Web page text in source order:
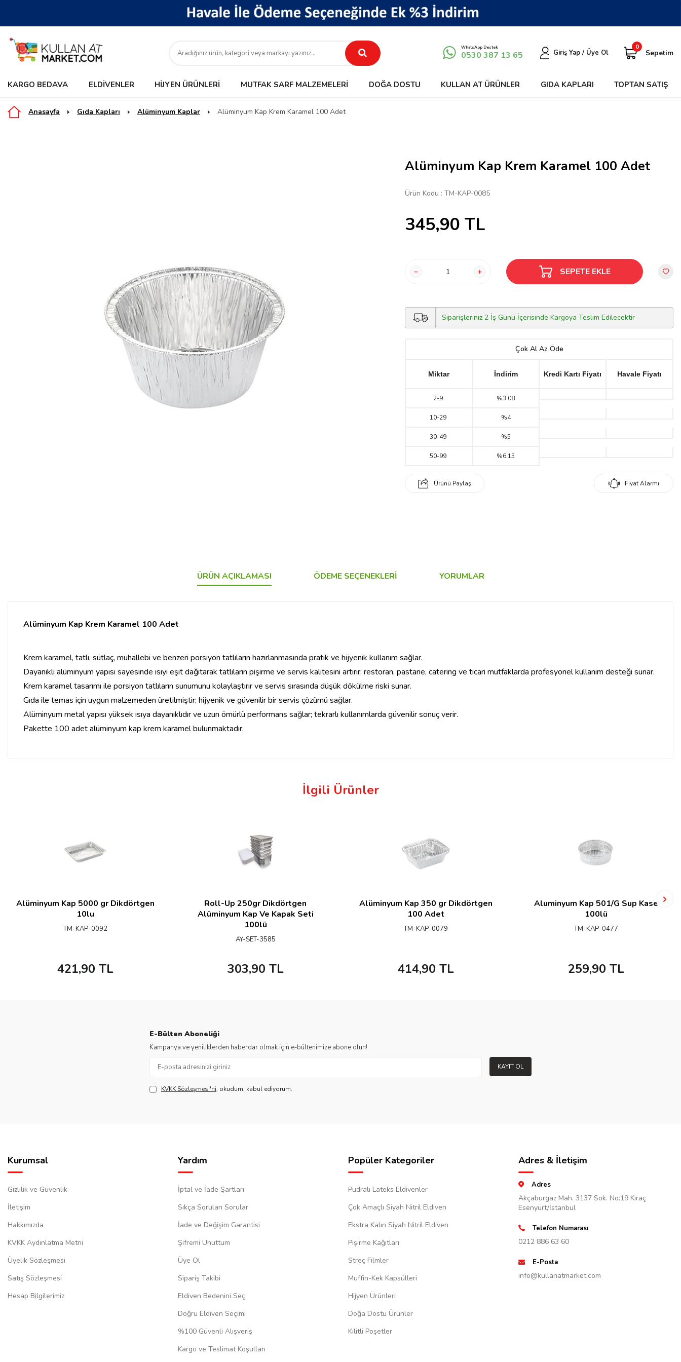
WhatsApp Destek
0530 387 13 65 Giriş Yap / Üye Ol
0
Sepetim
KARGO BEDAVA ELDIVENLER HIJYEN ÜRÜNLERI MUTFAK SARF MALZEMELERI DOĞA DOSTU KULLAN AT ÜRÜNLER GIDA KAPLARI TOPTAN SATIŞ
Anasayfa Gıda Kapları Alüminyum Kaplar Alüminyum Kap Krem Karamel 100 Adet
Alüminyum Kap Krem Karamel 100 Adet
Ürün Kodu : TM-KAP-0085
345,90 TL
SEPETE EKLE
Siparişleriniz 2 İş Günü İçerisinde Kargoya Teslim Edilecektir
Çok Al Az Öde
Miktar İndirim Kredi Kartı Fiyatı Havale Fiyatı
2-9 %3.08
10-29 %4
30-49 %5
50-99 %6.15
Ürünü Paylaş Fiyat Alarmı
ÜRÜN AÇIKLAMASI ÖDEME SEÇENEKLERI YORUMLAR
Alüminyum Kap Krem Karamel 100 Adet
Krem karamel, tatlı, sütlaç, muhallebi ve benzeri porsiyon tatlıların hazırlanmasında pratik ve hijyenik kullanım sağlar.
Dayanıklı alüminyum yapısı sayesinde ısıyı eşit dağıtarak tatlıların pişirme ve servis kalitesini artırır; restoran, pastane, catering ve ticari mutfaklarda profesyonel kullanım desteği sunar.
Krem karamel tasarımı ile porsiyon tatlıların sunumunu kolaylaştırır ve servis sırasında düşük dökülme riski sunar.
Gıda ile temas için uygun malzemeden üretilmiştir; hijyenik ve güvenilir bir servis çözümü sağlar.
Alüminyum metal yapısı yüksek ısıya dayanıklıdır ve uzun ömürlü performans sağlar; tekrarlı kullanımlarda güvenilir sonuç verir.
Pakette 100 adet alüminyum kap krem karamel bulunmaktadır.
İlgili Ürünler
Alüminyum Kap 5000 gr Dikdörtgen
10lu
TM-KAP-0092
421,90 TL
Roll-Up 250gr Dikdörtgen
Alüminyum Kap Ve Kapak Seti
100lü
AY-SET-3585
303,90 TL
Alüminyum Kap 350 gr Dikdörtgen
100 Adet
TM-KAP-0079
414,90 TL
Aluminyum Kap 501/G Sup Kase
100lü
TM-KAP-0477
259,90 TL
E-Bülten Aboneliği
Kampanya ve yeniliklerden haberdar olmak için e-bültenimize abone olun!
KAYIT OL
KVKK Sözleşmesi'ni, okudum, kabul ediyorum.
Kurumsal
Gizlilik ve Güvenlik
İletişim
Hakkımızda
KVKK Aydınlatma Metni
Üyelik Sözleşmesi
Satış Sözleşmesi
Hesap Bilgilerimiz
Yardım
İptal ve İade Şartları
Sıkça Sorulan Sorular
İade ve Değişim Garantisi
Şifremi Unuttum
Üye Ol
Sipariş Takibi
Eldiven Bedenini Seç
Doğru Eldiven Seçimi
%100 Güvenli Alışveriş
Kargo ve Teslimat Koşulları
Popüler Kategoriler
Pudralı Lateks Eldivenler
Çok Amaçlı Siyah Nitril Eldiven
Ekstra Kalın Siyah Nitril Eldiven
Pişirme Kağıtları
Streç Filmler
Muffin-Kek Kapsülleri
Hijyen Ürünleri
Doğa Dostu Ürünler
Kilitli Poşetler
Adres & İletişim
Adres
Akçaburgaz Mah. 3137 Sok. No:19 Kıraç
Esenyurt/İstanbul
Telefon Numarası
0212 886 63 60
E-Posta
info@kullanatmarket.com